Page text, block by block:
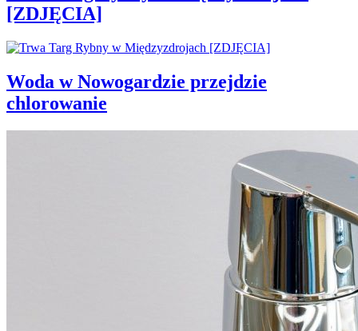
[ZDJĘCIA]
Woda w Nowogardzie przejdzie
chlorowanie